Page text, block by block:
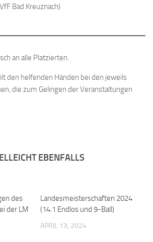
Bad Kreuznach)
an alle Platzierten.
den helfenden Händen bei den jeweils
die zum Gelingen der Veranstaltungen
EBENFALLS
des
der LM
Landesmeisterschaften 2024
(14.1 Endlos und 9-Ball)
APRIL 13, 2024